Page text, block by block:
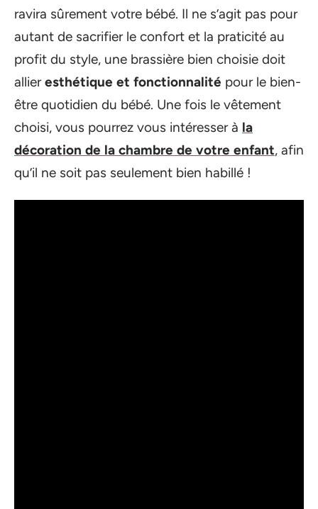
ravira sûrement votre bébé. Il ne s’agit pas pour
autant de sacrifier le confort et la praticité au
profit du style, une brassière bien choisie doit
allieresthétique et fonctionnalité pour le bien-
être quotidien du bébé. Une fois le vêtement
choisi, vous pourrez vous intéresser à la
décoration de la chambre de votre enfant, afin
qu’il ne soit pas seulement bien habillé !